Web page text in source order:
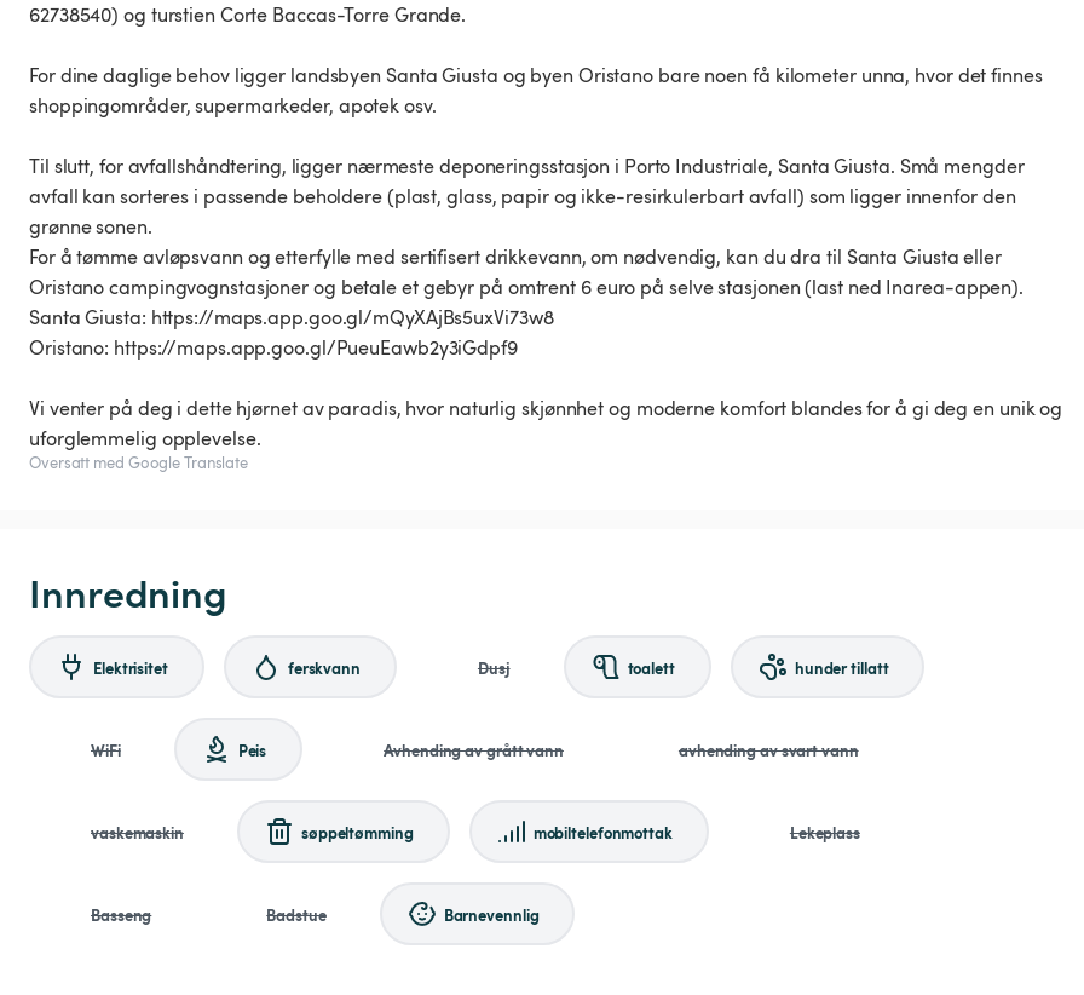
62738540) og turstien Corte Baccas-Torre Grande.
For dine daglige behov ligger landsbyen Santa Giusta og byen Oristano bare noen få kilometer unna, hvor det finnes
shoppingområder, supermarkeder, apotek osv.
Til slutt, for avfallshåndtering, ligger nærmeste deponeringsstasjon i Porto Industriale, Santa Giusta. Små mengder
avfall kan sorteres i passende beholdere (plast, glass, papir og ikke-resirkulerbart avfall) som ligger innenfor den
grønne sonen.
For å tømme avløpsvann og etterfylle med sertifisert drikkevann, om nødvendig, kan du dra til Santa Giusta eller
Oristano campingvognstasjoner og betale et gebyr på omtrent 6 euro på selve stasjonen (last ned Inarea-appen).
Santa Giusta: https://maps.app.goo.gl/mQyXAjBs5uxVi73w8
Oristano: https://maps.app.goo.gl/PueuEawb2y3iGdpf9
Vi venter på deg i dette hjørnet av paradis, hvor naturlig skjønnhet og moderne komfort blandes for å gi deg en unik og
uforglemmelig opplevelse.
Oversatt med Google Translate
Innredning
Elektrisitet ferskvann Dusj toalett hunder tillatt
WiFi Peis Avhending av grått vann avhending av svart vann
vaskemaskin søppeltømming mobiltelefonmottak Lekeplass
Basseng Badstue Barnevennlig